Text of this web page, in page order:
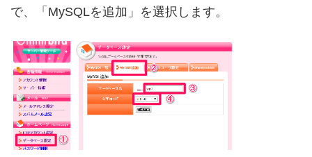
で、「MySQLを追加」を選択します。